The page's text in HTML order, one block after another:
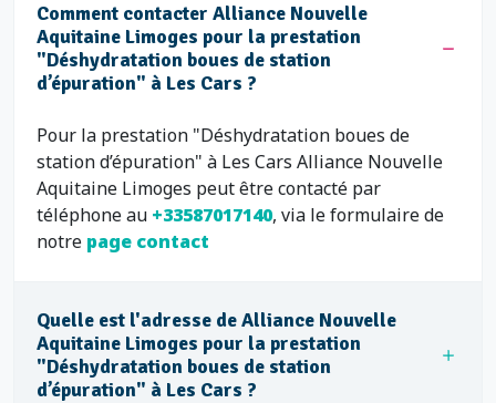
Comment contacter Alliance Nouvelle
Aquitaine Limoges pour la prestation
"Déshydratation boues de station
d’épuration" à Les Cars ?
Pour la prestation "Déshydratation boues de
station d’épuration" à Les Cars Alliance Nouvelle
Aquitaine Limoges peut être contacté par
téléphone au +33587017140, via le formulaire de
notre page contact
Quelle est l'adresse de Alliance Nouvelle
Aquitaine Limoges pour la prestation
"Déshydratation boues de station
d’épuration" à Les Cars ?